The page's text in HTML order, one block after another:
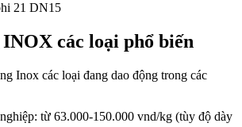
21 DN15
các loại phổ biến
Inox các loại đang dao động trong các
từ 63.000-150.000 vnd/kg (tùy độ dày